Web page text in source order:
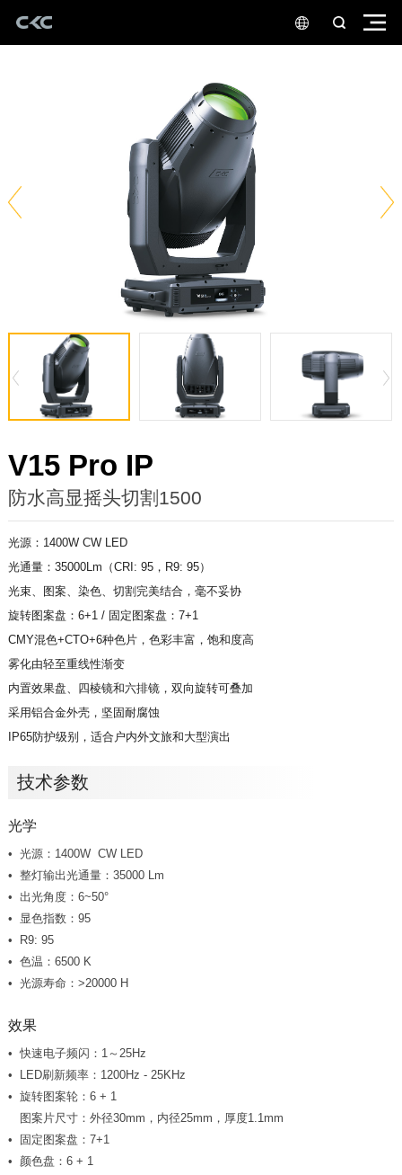
V15 Pro IP
防水高显摇头切割1500
光源：1400W CW LED
光通量：35000Lm（CRI: 95，R9: 95）
光束、图案、染色、切割完美结合，毫不妥协
旋转图案盘：6+1 / 固定图案盘：7+1
CMY混色+CTO+6种色片，色彩丰富，饱和度高
雾化由轻至重线性渐变
内置效果盘、四棱镜和六排镜，双向旋转可叠加
采用铝合金外壳，坚固耐腐蚀
IP65防护级别，适合户内外文旅和大型演出
技术参数
光学
光源：1400W CW LED
整灯输出光通量：35000 Lm
出光角度：6~50°
显色指数：95
R9: 95
色温：6500 K
光源寿命：>20000 H
效果
快速电子频闪：1～25Hz
LED刷新频率：1200Hz - 25KHz
旋转图案轮：6 + 1
图案片尺寸：外径30mm，内径25mm，厚度1.1mm
固定图案盘：7+1
颜色盘：6 + 1